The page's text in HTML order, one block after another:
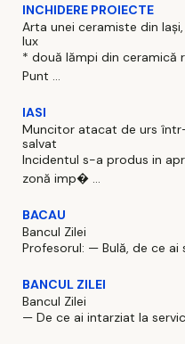
INCHIDERE PROIECTE
Arta unei ceramiste din
lux
* două lămpi din ceramică
Punt ...
IASI
Muncitor atacat de urs
salvat
Incidentul s-a produs in
zonă imp� ...
BACAU
Bancul Zilei
Profesorul: — Bulă, de ce
BANCUL ZILEI
Bancul Zilei
— De ce ai intarziat la